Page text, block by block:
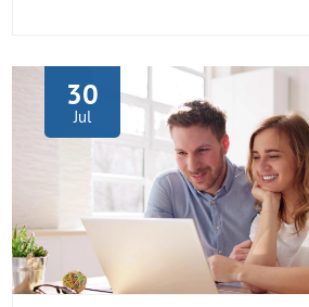
Einzelmaßnahmen […]
30
Jul